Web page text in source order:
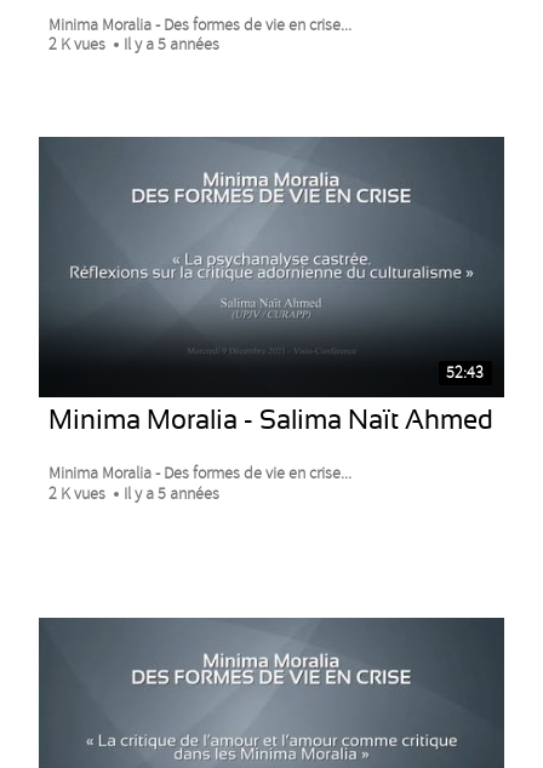
Minima Moralia - Des formes de vie en crise...
2 K vues
Il y a 5 années
52:43
Minima Moralia - Salima Naït Ahmed
Minima Moralia - Des formes de vie en crise...
2 K vues
Il y a 5 années